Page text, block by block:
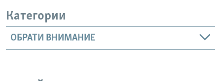
Категории
ОБРАТИ ВНИМАНИЕ